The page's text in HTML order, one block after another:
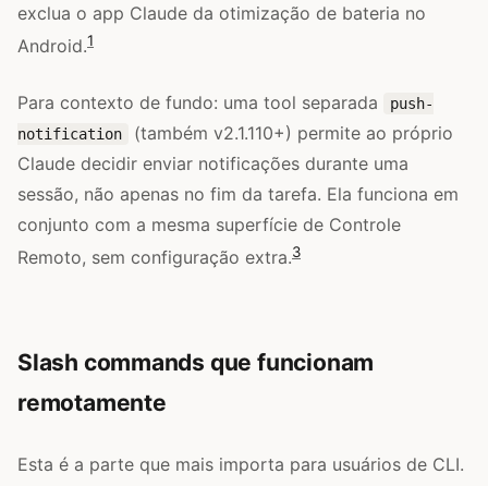
exclua o app Claude da otimização de bateria no
Android.1
Para contexto de fundo: uma tool separada
push-
notification
(também v2.1.110+) permite ao próprio
Claude decidir enviar notificações durante uma
sessão, não apenas no fim da tarefa. Ela funciona em
conjunto com a mesma superfície de Controle
Remoto, sem configuração extra.3
Slash commands que funcionam
remotamente
Esta é a parte que mais importa para usuários de CLI.